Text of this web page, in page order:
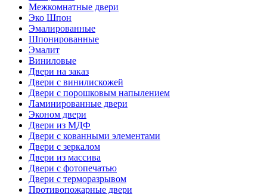
Межкомнатные двери
Эко Шпон
Эмалированные
Шпонированные
Эмалит
Виниловые
Двери на заказ
Двери с винилискожей
Двери с порошковым напылением
Ламинированные двери
Эконом двери
Двери из МДФ
Двери с кованными элементами
Двери с зеркалом
Двери из массива
Двери с фотопечатью
Двери с терморазрывом
Противопожарные двери